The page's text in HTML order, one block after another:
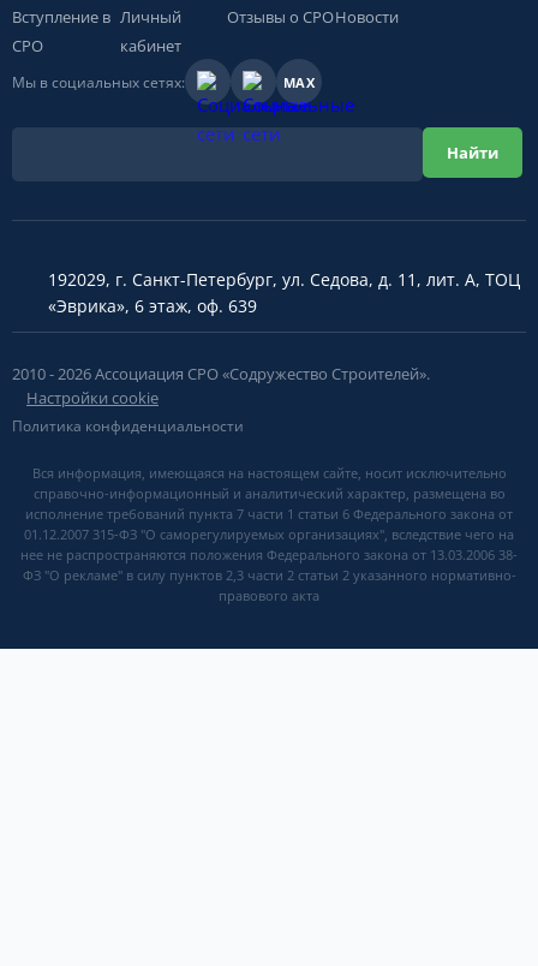
Вступление в
СРО
Личный
кабинет
Отзывы о СРОНовости
Мы в социальных сетях: MAX
192029, г. Санкт-Петербург, ул. Седова, д. 11, лит. А, ТОЦ
«Эврика», 6 этаж, оф. 639
2010 - 2026 Ассоциация СРО «Содружество Строителей».
Настройки cookie
Политика конфиденциальности
Вся информация, имеющаяся на настоящем сайте, носит исключительно
справочно-информационный и аналитический характер, размещена во
исполнение требований пункта 7 части 1 статьи 6 Федерального закона от
01.12.2007 315-ФЗ "О саморегулируемых организациях", вследствие чего на
нее не распространяются положения Федерального закона от 13.03.2006 38-
ФЗ "О рекламе" в силу пунктов 2,3 части 2 статьи 2 указанного нормативно-
правового акта